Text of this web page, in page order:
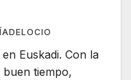
Euskadi. Con la
buen tiempo,